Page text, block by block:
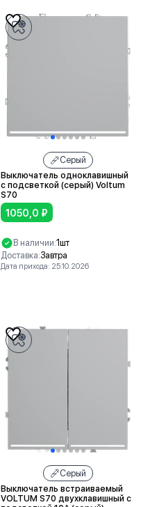
Серый
Выключатель одноклавишный
с подсветкой (серый) Voltum
S70
1050,0 ₽
В наличии:1шт
Доставка:Завтра
Дата прихода: 25.10.2026
Серый
Выключатель встраиваемый
VOLTUM S70 двухклавишный с